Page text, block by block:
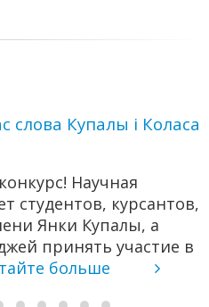
слова Купалы і Коласа
Научная
студентов, курсантов,
Янки Купалы, а
принять участие в
больше